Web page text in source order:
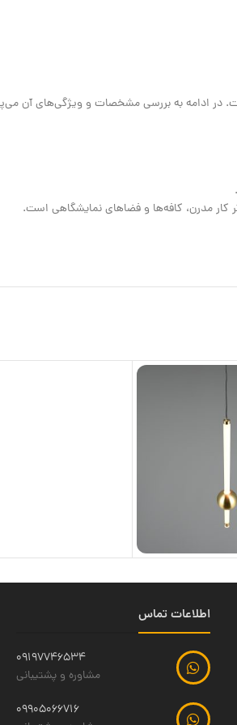
در ادامه به بررسی مشخصات و ویژگی‌های آن
کار مدرن، کافه‌ها و فضاهای نمایشگاهی است.
اطلاعات تماس
09197746534
مشاوره و پشتیبانی
09905066716